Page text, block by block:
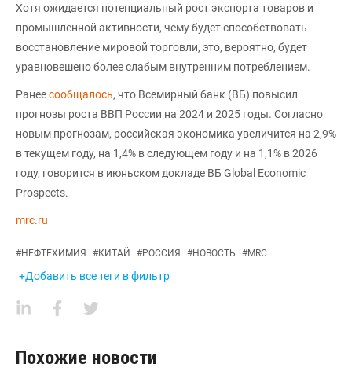
Хотя ожидается потенциальный рост экспорта товаров и
промышленной активности, чему будет способствовать
восстановление мировой торговли, это, вероятно, будет
уравновешено более слабым внутренним потреблением.
Ранеесообщалось, что Всемирный банк (ВБ) повысил
прогнозы роста ВВП России на 2024 и 2025 годы. Согласно
новым прогнозам, российская экономика увеличится на 2,9%
в текущем году, на 1,4% в следующем году и на 1,1% в 2026
году, говорится в июньском докладе ВБ Global Economic
Prospects.
mrc.ru
#НЕФТЕХИМИЯ #КИТАЙ #РОССИЯ #НОВОСТЬ #MRC
+Добавить все теги в фильтр
Похожие новости